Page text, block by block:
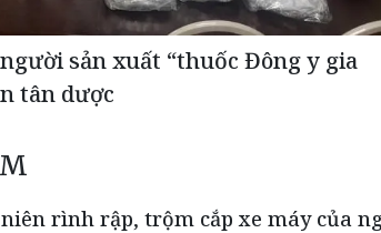
sản xuất “thuốc Đông y gia
tân dược
rình rập, trộm cắp xe máy của